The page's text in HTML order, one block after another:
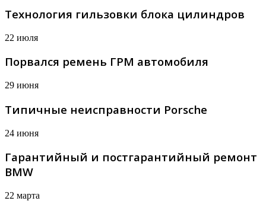
Технология гильзовки блока цилиндров
22 июля
Порвался ремень ГРМ автомобиля
29 июня
Типичные неисправности Porsche
24 июня
Гарантийный и постгарантийный ремонт
BMW
22 марта